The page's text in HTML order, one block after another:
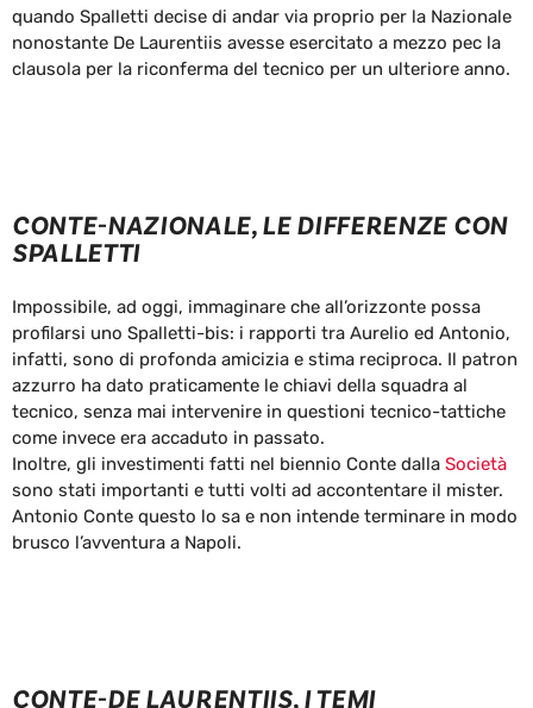
quando Spalletti decise di andar via proprio per la Nazionale
nonostante De Laurentiis avesse esercitato a mezzo pec la
clausola per la riconferma del tecnico per un ulteriore anno.
CONTE-NAZIONALE, LE DIFFERENZE CON
SPALLETTI
Impossibile, ad oggi, immaginare che all’orizzonte possa
profilarsi uno Spalletti-bis: i rapporti tra Aurelio ed Antonio,
infatti, sono di profonda amicizia e stima reciproca. Il patron
azzurro ha dato praticamente le chiavi della squadra al
tecnico, senza mai intervenire in questioni tecnico-tattiche
come invece era accaduto in passato.
Inoltre, gli investimenti fatti nel biennio Conte dalla Società
sono stati importanti e tutti volti ad accontentare il mister.
Antonio Conte questo lo sa e non intende terminare in modo
brusco l’avventura a Napoli.
CONTE-DE LAURENTIIS, I TEMI